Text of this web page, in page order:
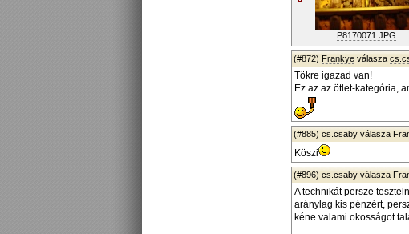
P8170071.JPG
(#872) Frankye válasza
Tökre igazad van!
Ez az az ötlet-kategória,
(#885) cs.csaby válasza
Köszi
(#896) cs.csaby válasza
A technikát persze
aránylag kis pénzért,
kéne valami okosságot